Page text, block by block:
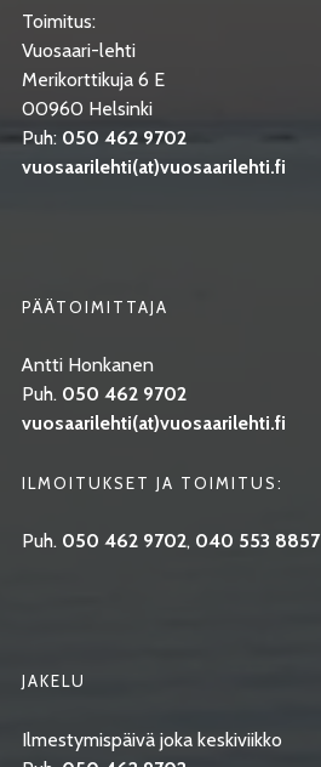
Toimitus:
Vuosaari-lehti
Merikorttikuja 6 E
00960 Helsinki
Puh: 050 462 9702
vuosaarilehti(at)vuosaarilehti.fi
PÄÄTOIMITTAJA
Antti Honkanen
Puh. 050 462 9702
vuosaarilehti(at)vuosaarilehti.fi
ILMOITUKSET JA TOIMITUS:
Puh. 050 462 9702, 040 553 8857
JAKELU
Ilmestymispäivä joka keskiviikko